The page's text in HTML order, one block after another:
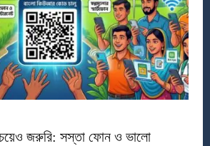
জরুরি: সস্তা ফোন ও ভালো